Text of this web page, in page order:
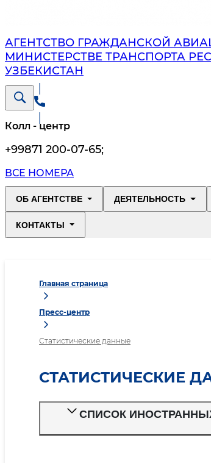
АГЕНТСТВО ГРАЖДАНСКОЙ
МИНИСТЕРСТВЕ ТРАНСПОРТА
УЗБЕКИСТАН
Колл - центр
+99871 200-07-65;
ВСЕ НОМЕРА
ОБ АГЕНТСТВЕ ДЕЯТЕЛЬНОСТЬ
КОНТАКТЫ
Главная страница
Пресс-центр
Статистические данные
СТАТИСТИЧЕСКИЕ
СПИСОК